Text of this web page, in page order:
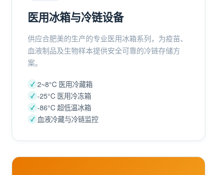
医用冰箱与冷链设备
供应合肥美的生产的专业医用冰箱系列，为疫苗、
血液制品及生物样本提供安全可靠的冷链存储方
案。
2~8°C 医用冷藏箱
-25°C 医用冷冻箱
-86°C 超低温冰箱
血液冷藏与冷链监控